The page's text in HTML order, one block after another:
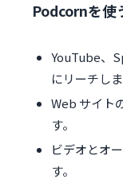
Podcornを使
YouTube、
にリーチしま
Web サイト
す。
ビデオとオ
す。